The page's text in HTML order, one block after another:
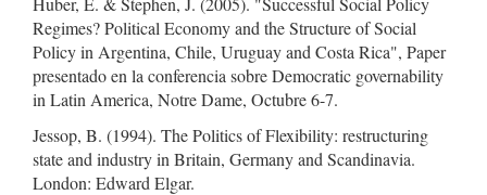
Regimes? Political Economy and the Structure of Social
Policy in Argentina, Chile, Uruguay and Costa Rica", Paper
presentado en la conferencia sobre Democratic governability
in Latin America, Notre Dame, Octubre 6-7.
Jessop, B. (1994). The Politics of Flexibility: restructuring
state and industry in Britain, Germany and Scandinavia.
London: Edward Elgar.